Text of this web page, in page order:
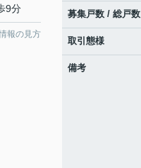
9分
報の見方
募集戸数 / 総戸数
取引態様
備考